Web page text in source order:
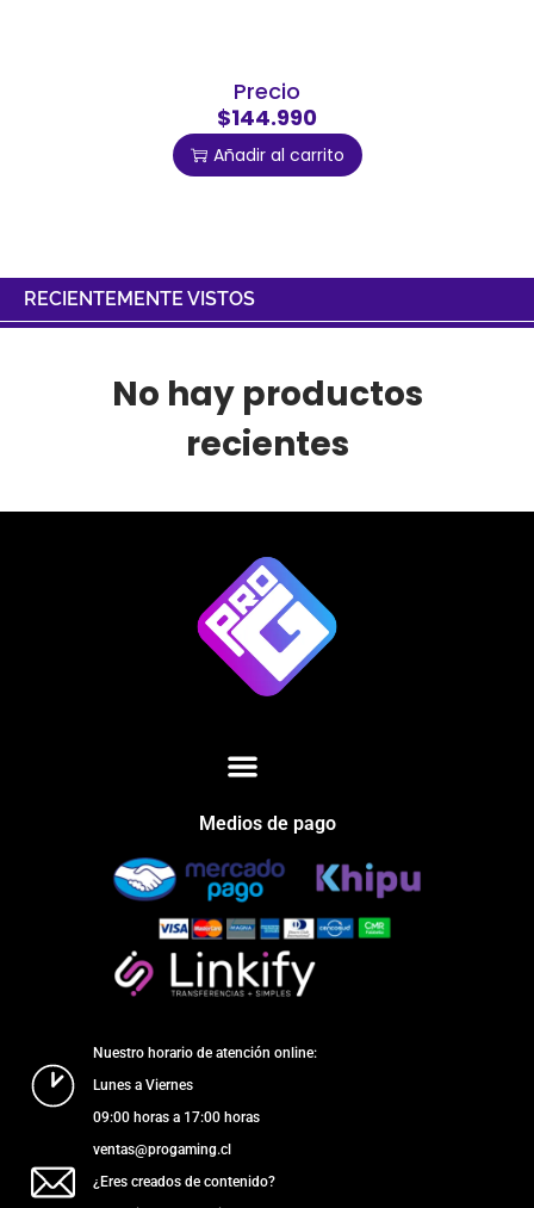
Precio
$144.990
Añadir al carrito
RECIENTEMENTE VISTOS
No hay productos
recientes
Medios de pago
Nuestro horario de atención online:
Lunes a Viernes
09:00 horas a 17:00 horas
ventas@progaming.cl
¿Eres creados de contenido?